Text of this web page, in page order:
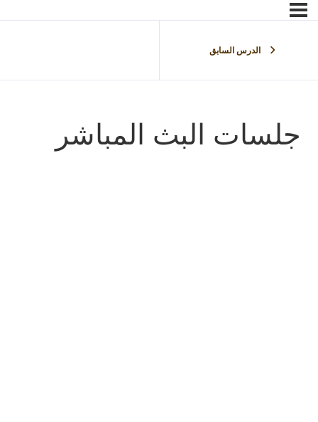
الدرس السابق
جلسات البث المباشر